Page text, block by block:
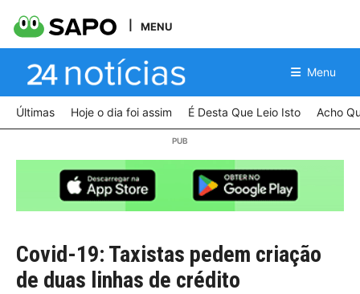
MENU
Menu
Últimas Hoje o dia foi assim É Desta Que Leio Isto Acho
Covid-19: Taxistas pedem criação
de duas linhas de crédito